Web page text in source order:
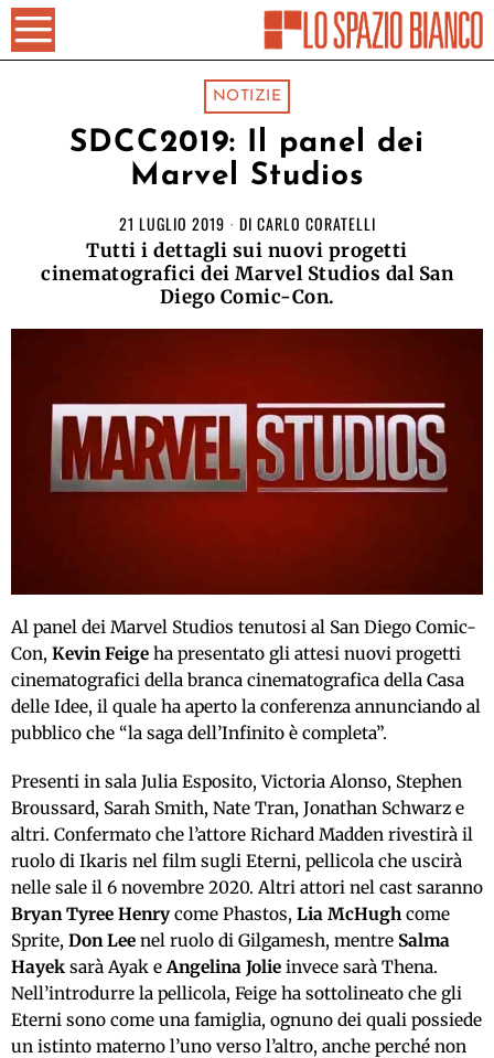
NOTIZIE
SDCC2019: Il panel dei
Marvel Studios
21 LUGLIO 2019 DI CARLO CORATELLI
Tutti i dettagli sui nuovi progetti
cinematografici dei Marvel Studios dal San
Diego Comic-Con.
Al panel dei Marvel Studios tenutosi al San Diego Comic-
Con, Kevin Feige ha presentato gli attesi nuovi progetti
cinematografici della branca cinematografica della Casa
delle Idee, il quale ha aperto la conferenza annunciando al
pubblico che “la saga dell’Infinito è completa”.
Presenti in sala Julia Esposito, Victoria Alonso, Stephen
Broussard, Sarah Smith, Nate Tran, Jonathan Schwarz e
altri. Confermato che l’attore Richard Madden rivestirà il
ruolo di Ikaris nel film sugli Eterni, pellicola che uscirà
nelle sale il 6 novembre 2020. Altri attori nel cast saranno
Bryan Tyree Henry come Phastos, Lia McHugh come
Sprite, Don Lee nel ruolo di Gilgamesh, mentre Salma
Hayek sarà Ayak e Angelina Jolie invece sarà Thena.
Nell’introdurre la pellicola, Feige ha sottolineato che gli
Eterni sono come una famiglia, ognuno dei quali possiede
un istinto materno l’uno verso l’altro, anche perché non